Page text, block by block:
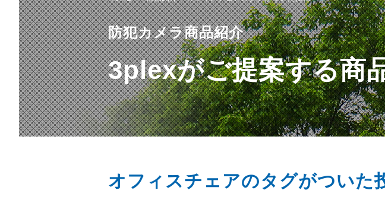
防犯カメラ商品紹介
3plexがご提案する商
オフィスチェアのタグがついた